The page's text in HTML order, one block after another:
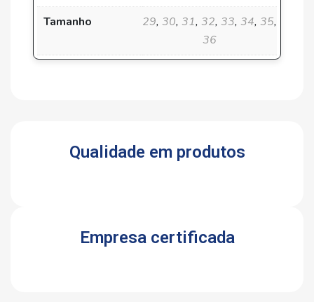
Tamanho
29, 30, 31, 32, 33, 34, 35,
36
Qualidade em produtos
Empresa certificada